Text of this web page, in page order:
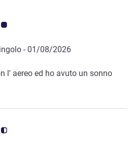
5.0/5
- 01/08/2026
l' aereo ed ho avuto un sonno
4.5/5